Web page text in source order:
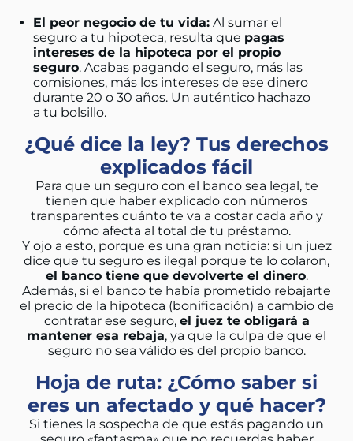
El peor negocio de tu vida: Al sumar el
seguro a tu hipoteca, resulta que pagas
intereses de la hipoteca por el propio
seguro. Acabas pagando el seguro, más las
comisiones, más los intereses de ese dinero
durante 20 o 30 años. Un auténtico hachazo
a tu bolsillo.
¿Qué dice la ley? Tus derechos
explicados fácil
Para que un seguro con el banco sea legal, te
tienen que haber explicado con números
transparentes cuánto te va a costar cada año y
cómo afecta al total de tu préstamo.
Y ojo a esto, porque es una gran noticia: si un juez
dice que tu seguro es ilegal porque te lo colaron,
el banco tiene que devolverte el dinero.
Además, si el banco te había prometido rebajarte
el precio de la hipoteca (bonificación) a cambio de
contratar ese seguro, el juez te obligará a
mantener esa rebaja, ya que la culpa de que el
seguro no sea válido es del propio banco.
Hoja de ruta: ¿Cómo saber si
eres un afectado y qué hacer?
Si tienes la sospecha de que estás pagando un